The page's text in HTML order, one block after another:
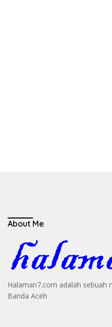
About Me
Halaman7.com adalah sebuah
Banda Aceh